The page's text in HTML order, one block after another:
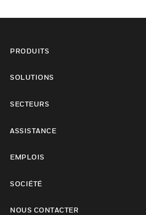
PRODUITS
SOLUTIONS
SECTEURS
ASSISTANCE
EMPLOIS
SOCIÉTÉ
NOUS CONTACTER